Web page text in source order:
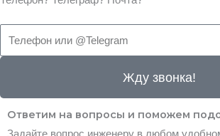
l
e
r
Жду звонка!
Ответим на вопросы и поможем